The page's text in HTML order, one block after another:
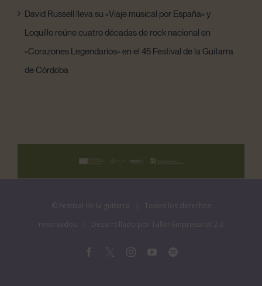
David Russell lleva su «Viaje musical por España» y
Loquillo reúne cuatro décadas de rock nacional en
«Corazones Legendarios» en el 45 Festival de la Guitarra
de Córdoba
© Festival de la guitarra
| Todos los derechos
reservados | Desarrollado por Taller Empresarial 2.0
Facebook
X InstagramYouTubeSpotify